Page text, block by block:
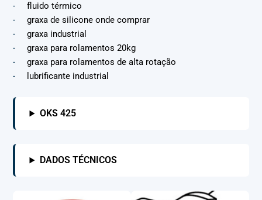
fluido térmico
graxa de silicone onde comprar
graxa industrial
graxa para rolamentos 20kg
graxa para rolamentos de alta rotação
lubrificante industrial
OKS 425
DADOS TÉCNICOS